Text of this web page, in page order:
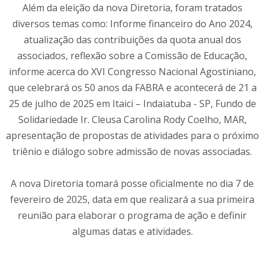
Além da eleição da nova Diretoria, foram tratados
diversos temas como: Informe financeiro do Ano 2024,
atualização das contribuições da quota anual dos
associados, reflexão sobre a Comissão de Educação,
informe acerca do XVI Congresso Nacional Agostiniano,
que celebrará os 50 anos da FABRA e acontecerá de 21 a
25 de julho de 2025 em Itaici – Indaiatuba - SP, Fundo de
Solidariedade Ir. Cleusa Carolina Rody Coelho, MAR,
apresentação de propostas de atividades para o próximo
triênio e diálogo sobre admissão de novas associadas.
A nova Diretoria tomará posse oficialmente no dia 7 de
fevereiro de 2025, data em que realizará a sua primeira
reunião para elaborar o programa de ação e definir
algumas datas e atividades.